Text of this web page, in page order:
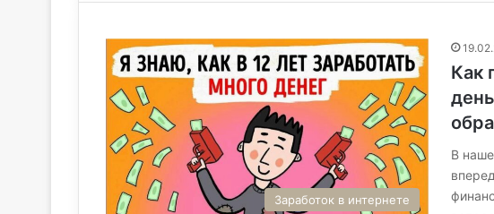
Заработок в интернете
Как
В